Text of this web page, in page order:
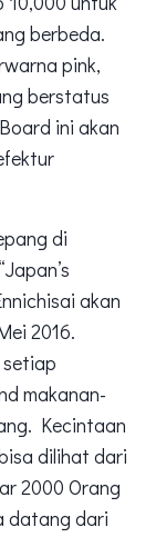
berbeda.
pink,
berstatus
ini akan
di
akan
2016.
makanan-
Kecintaan
dilihat dari
2000 Orang
datang dari